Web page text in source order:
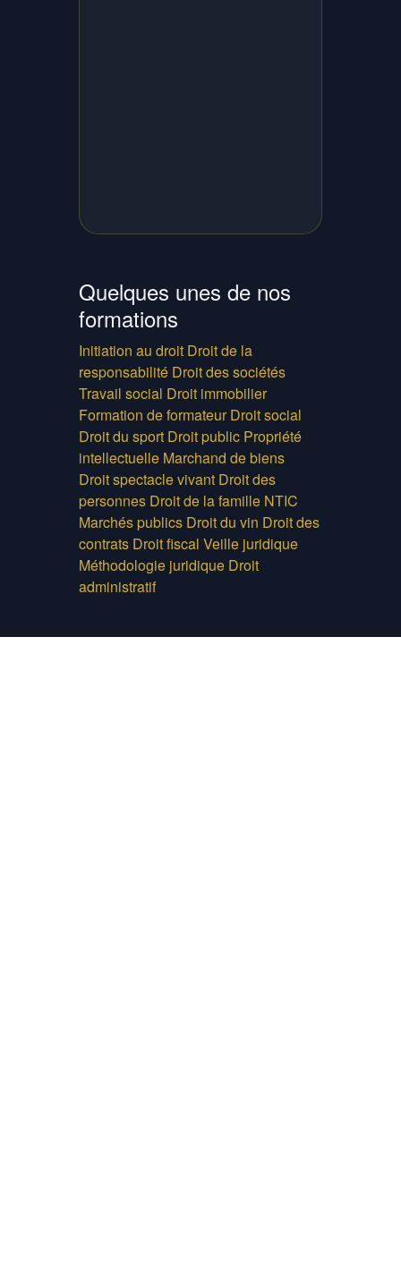
Quelques unes de nos
formations
Initiation au droit Droit de la
responsabilité Droit des sociétés
Travail social Droit immobilier
Formation de formateur Droit social
Droit du sport Droit public Propriété
intellectuelle Marchand de biens
Droit spectacle vivant Droit des
personnes Droit de la famille NTIC
Marchés publics Droit du vin Droit des
contrats Droit fiscal Veille juridique
Méthodologie juridique Droit
administratif